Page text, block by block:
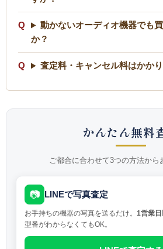
動かないオーディオ機器でも
か？
査定料・キャンセル料はかか
かんたん無料
ご都合に合わせて3つの方法から
📷 LINEで写真査定
お手持ちの機器の写真を送るだけ。 1営業
型番がわからなくてもOK。